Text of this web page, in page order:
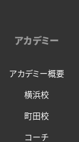
アカデミー
アカデミー概要
横浜校
町田校
コーチ